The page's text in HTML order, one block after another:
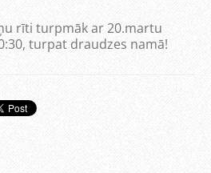
rīti turpmāk ar 20.martu
turpat draudzes namā!